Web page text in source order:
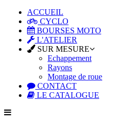
ACCUEIL
CYCLO
BOURSES MOTO
L'ATELIER
SUR MESURE
Echappement
Rayons
Montage de roue
CONTACT
LE CATALOGUE